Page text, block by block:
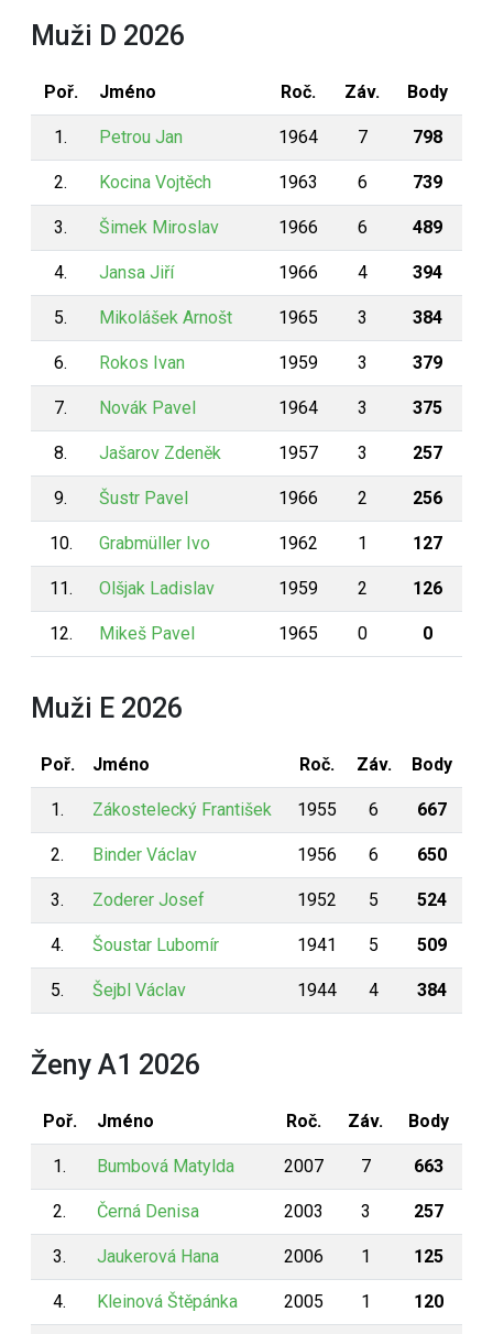
Muži D 2026
Poř. Jméno Roč. Záv. Body
1. Petrou Jan 1964 7 798
2. Kocina Vojtěch 1963 6 739
3. Šimek Miroslav 1966 6 489
4. Jansa Jiří 1966 4 394
5. Mikolášek Arnošt 1965 3 384
6. Rokos Ivan 1959 3 379
7. Novák Pavel 1964 3 375
8. Jašarov Zdeněk 1957 3 257
9. Šustr Pavel 1966 2 256
10. Grabmüller Ivo 1962 1 127
11. Olšjak Ladislav 1959 2 126
12. Mikeš Pavel 1965 0 0
Muži E 2026
Poř. Jméno Roč. Záv. Body
1. Zákostelecký František 1955 6 667
2. Binder Václav 1956 6 650
3. Zoderer Josef 1952 5 524
4. Šoustar Lubomír 1941 5 509
5. Šejbl Václav 1944 4 384
Ženy A1 2026
Poř. Jméno Roč. Záv. Body
1. Bumbová Matylda 2007 7 663
2. Černá Denisa 2003 3 257
3. Jaukerová Hana 2006 1 125
4. Kleinová Štěpánka 2005 1 120